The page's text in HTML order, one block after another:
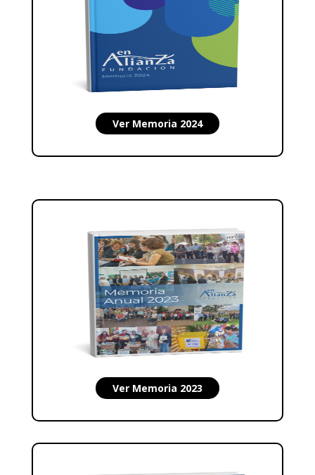
Ver Memoria 2024
Ver Memoria 2023